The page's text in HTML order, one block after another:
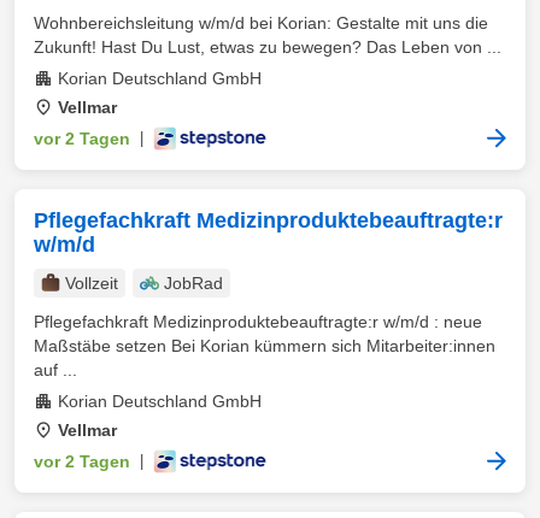
Wohnbereichsleitung w/m/d bei Korian: Gestalte mit uns die
Zukunft! Hast Du Lust, etwas zu bewegen? Das Leben von ...
Korian Deutschland GmbH
Vellmar
vor 2 Tagen
Pflegefachkraft Medizinproduktebeauftragte:r
w/m/d
Vollzeit
JobRad
Pflegefachkraft Medizinproduktebeauftragte:r w/m/d : neue
Maßstäbe setzen Bei Korian kümmern sich Mitarbeiter:innen
auf ...
Korian Deutschland GmbH
Vellmar
vor 2 Tagen